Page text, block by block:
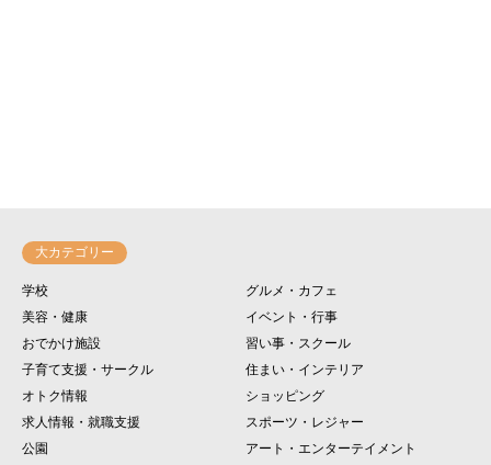
大カテゴリー
学校
グルメ・カフェ
美容・健康
イベント・行事
おでかけ施設
習い事・スクール
子育て支援・サークル
住まい・インテリア
オトク情報
ショッピング
求人情報・就職支援
スポーツ・レジャー
公園
アート・エンターテイメント